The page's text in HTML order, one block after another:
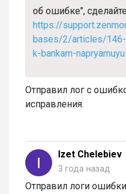
об ошибке",
https://
bases/2/articles/
k-bankam-napryamuyu
Отправил лог с
исправления.
Izet Chelebiev
3 года назад
Отправил логи